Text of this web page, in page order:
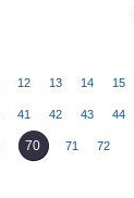
12 13 14 15
41 42 43 44
70 71 72